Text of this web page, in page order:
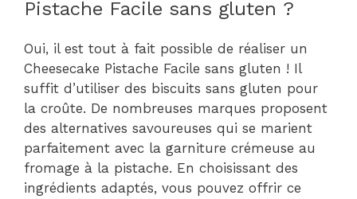
Pistache Facile sans gluten ?
Oui, il est tout à fait possible de réaliser un
Cheesecake Pistache Facile sans gluten ! Il
suffit d’utiliser des biscuits sans gluten pour
la croûte. De nombreuses marques proposent
des alternatives savoureuses qui se marient
parfaitement avec la garniture crémeuse au
fromage à la pistache. En choisissant des
ingrédients adaptés, vous pouvez offrir ce